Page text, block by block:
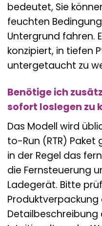
bedeutet, Sie
feuchten
Untergrund fahren.
konzipiert, in tiefen
untergetaucht zu
Benötige ich
sofort loslegen zu
Das Modell wird
to-Run (RTR)
in der Regel das
die Fernsteuerung
Ladegerät. Bitte
Produktverpackung
Detailbeschreibung